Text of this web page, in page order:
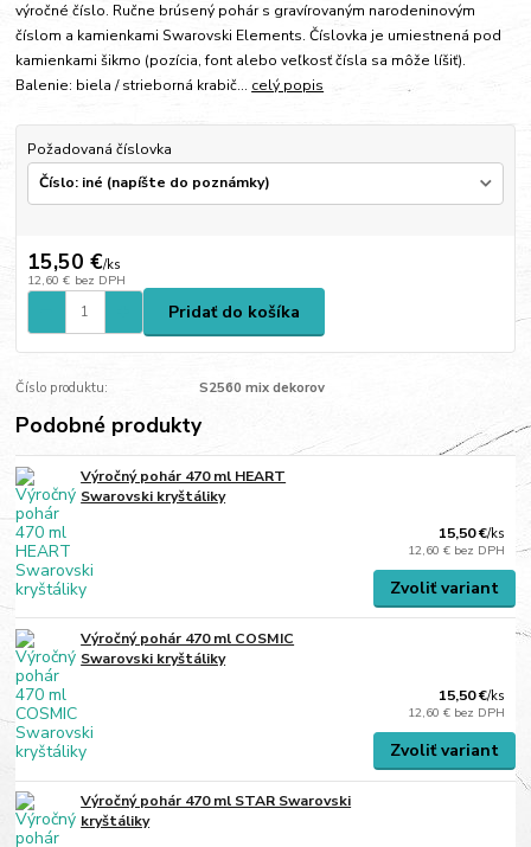
výročné číslo. Ručne brúsený pohár s gravírovaným narodeninovým
číslom a kamienkami Swarovski Elements. Číslovka je umiestnená pod
kamienkami šikmo (pozícia, font alebo veľkosť čísla sa môže líšiť).
Balenie: biela / strieborná krabič... celý popis
Požadovaná číslovka
15,50 €/ks
12,60 € bez DPH
Pridať do košíka
Číslo produktu: S2560 mix dekorov
Podobné produkty
Výročný pohár 470 ml HEART
Swarovski kryštáliky
15,50 €/ks
12,60 € bez DPH
Zvoliť variant
Výročný pohár 470 ml COSMIC
Swarovski kryštáliky
15,50 €/ks
12,60 € bez DPH
Zvoliť variant
Výročný pohár 470 ml STAR Swarovski
kryštáliky